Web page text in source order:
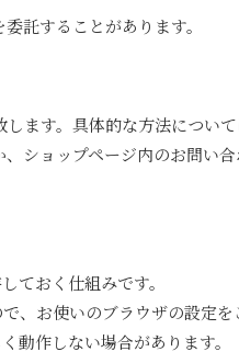
託することがあります。
ます。具体的な方法につい
ショップページ内のお問い
ておく仕組みです。
、お使いのブラウザの設定を
動作しない場合があります。